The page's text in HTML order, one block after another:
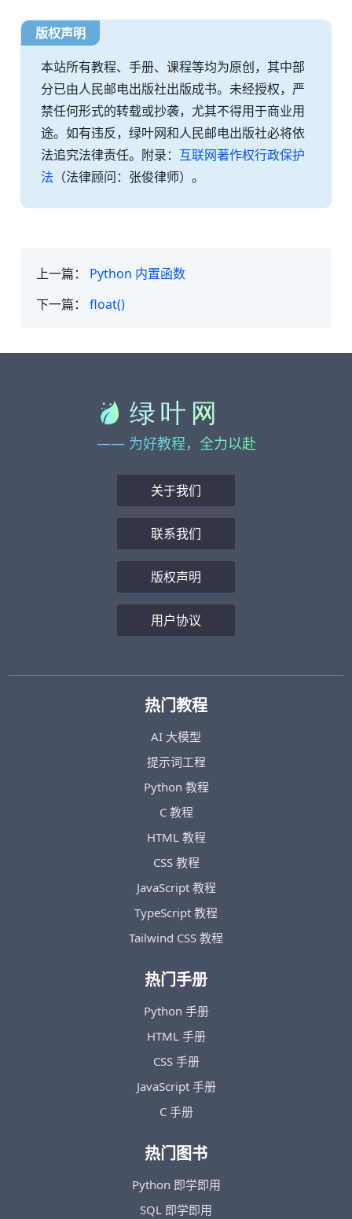
版权声明
本站所有教程、手册、课程等均为原创，其中部
分已由人民邮电出版社出版成书。未经授权，严
禁任何形式的转载或抄袭，尤其不得用于商业用
途。如有违反，绿叶网和人民邮电出版社必将依
法追究法律责任。附录： 互联网著作权行政保护
法 （法律顾问：张俊律师）。
上一篇： Python 内置函数
下一篇： float()
—— 为好教程，全力以赴
关于我们
联系我们
版权声明
用户协议
热门教程
AI 大模型
提示词工程
Python 教程
C 教程
HTML 教程
CSS 教程
JavaScript 教程
TypeScript 教程
Tailwind CSS 教程
热门手册
Python 手册
HTML 手册
CSS 手册
JavaScript 手册
C 手册
热门图书
Python 即学即用
SQL 即学即用